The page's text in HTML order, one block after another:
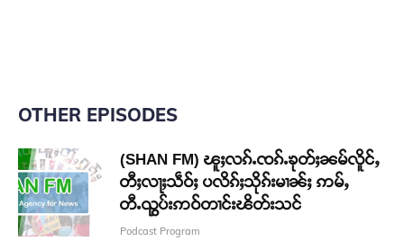
OTHER EPISODES
(SHAN FM) ၽူႈလၵ်ႉၸၵ်ႉၶုတ်ႈၼမ်လိူင်ႇ
တီႈလႃႈသဵဝ်ႈ ပလိၵ်ႈသိုၵ်းမၢၼ်ႈ ဢမ်ႇ
တီႉၺွပ်းဢဝ်တၢင်းၽိတ်းသင်
Podcast Program